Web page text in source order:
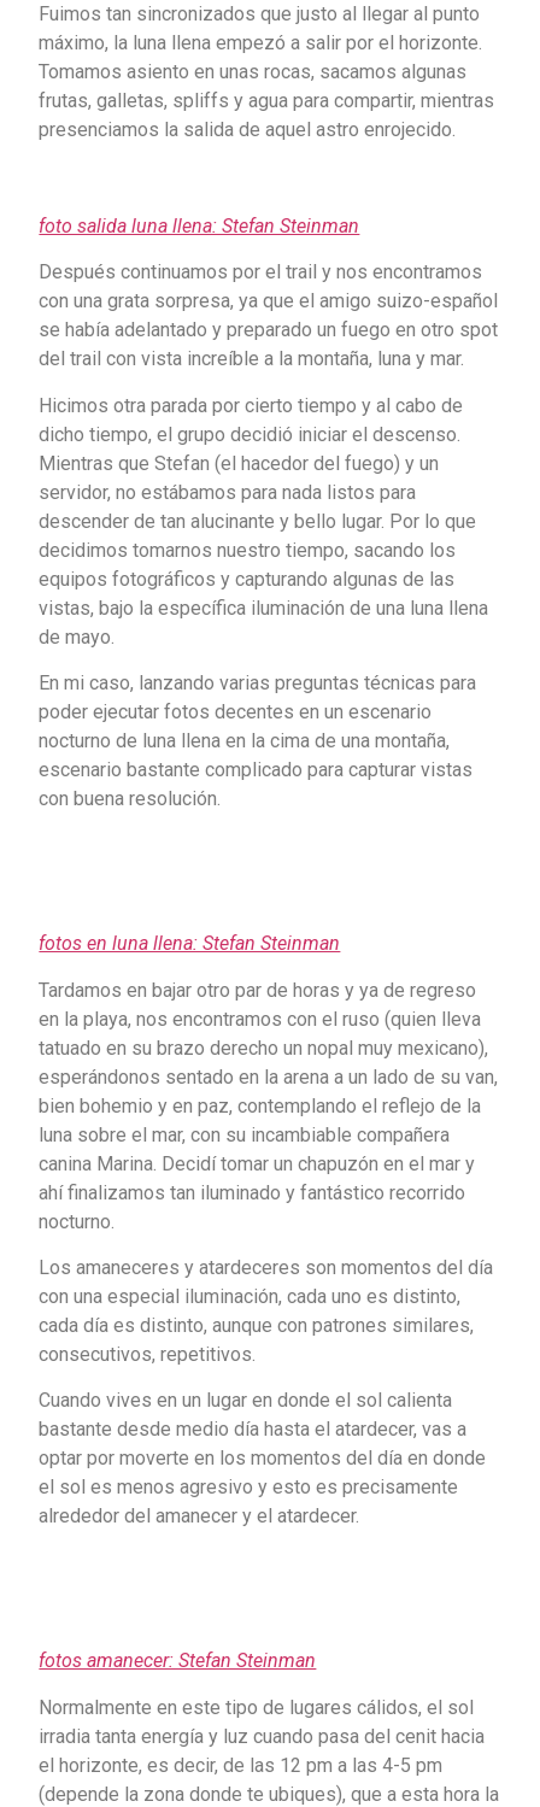
Fuimos tan sincronizados que justo al llegar al punto
máximo, la luna llena empezó a salir por el horizonte.
Tomamos asiento en unas rocas, sacamos algunas
frutas, galletas, spliffs y agua para compartir, mientras
presenciamos la salida de aquel astro enrojecido.
foto salida luna llena: Stefan Steinman
Después continuamos por el trail y nos encontramos
con una grata sorpresa, ya que el amigo suizo-español
se había adelantado y preparado un fuego en otro spot
del trail con vista increíble a la montaña, luna y mar.
Hicimos otra parada por cierto tiempo y al cabo de
dicho tiempo, el grupo decidió iniciar el descenso.
Mientras que Stefan (el hacedor del fuego) y un
servidor, no estábamos para nada listos para
descender de tan alucinante y bello lugar. Por lo que
decidimos tomarnos nuestro tiempo, sacando los
equipos fotográficos y capturando algunas de las
vistas, bajo la específica iluminación de una luna llena
de mayo.
En mi caso, lanzando varias preguntas técnicas para
poder ejecutar fotos decentes en un escenario
nocturno de luna llena en la cima de una montaña,
escenario bastante complicado para capturar vistas
con buena resolución.
fotos en luna llena: Stefan Steinman
Tardamos en bajar otro par de horas y ya de regreso
en la playa, nos encontramos con el ruso (quien lleva
tatuado en su brazo derecho un nopal muy mexicano),
esperándonos sentado en la arena a un lado de su van,
bien bohemio y en paz, contemplando el reflejo de la
luna sobre el mar, con su incambiable compañera
canina Marina. Decidí tomar un chapuzón en el mar y
ahí finalizamos tan iluminado y fantástico recorrido
nocturno.
Los amaneceres y atardeceres son momentos del día
con una especial iluminación, cada uno es distinto,
cada día es distinto, aunque con patrones similares,
consecutivos, repetitivos.
Cuando vives en un lugar en donde el sol calienta
bastante desde medio día hasta el atardecer, vas a
optar por moverte en los momentos del día en donde
el sol es menos agresivo y esto es precisamente
alrededor del amanecer y el atardecer.
fotos amanecer: Stefan Steinman
Normalmente en este tipo de lugares cálidos, el sol
irradia tanta energía y luz cuando pasa del cenit hacia
el horizonte, es decir, de las 12 pm a las 4-5 pm
(depende la zona donde te ubiques), que a esta hora la